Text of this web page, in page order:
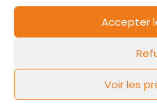
Accepter
Voir les
Mentions légales